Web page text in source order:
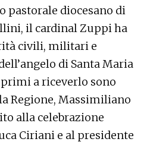
pastorale diocesano di
il cardinal Zuppi ha
civili, militari e
di Santa Maria
a riceverlo sono
Regione, Massimiliano
alla celebrazione
Ciriani e al presidente